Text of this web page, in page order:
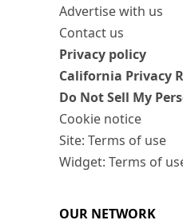
Advertise with us
Contact us
Privacy policy
California Privacy
Do Not Sell My
Cookie notice
Site: Terms of use
Widget: Terms of
OUR NETWORK